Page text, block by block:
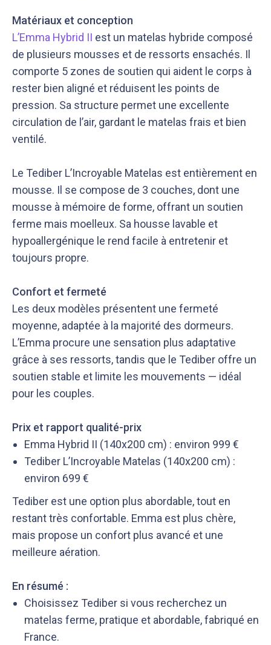
Matériaux et conception
L’Emma Hybrid II est un matelas hybride composé
de plusieurs mousses et de ressorts ensachés. Il
comporte 5 zones de soutien qui aident le corps à
rester bien aligné et réduisent les points de
pression. Sa structure permet une excellente
circulation de l’air, gardant le matelas frais et bien
ventilé.
Le Tediber L’Incroyable Matelas est entièrement en
mousse. Il se compose de 3 couches, dont une
mousse à mémoire de forme, offrant un soutien
ferme mais moelleux. Sa housse lavable et
hypoallergénique le rend facile à entretenir et
toujours propre.
Confort et fermeté
Les deux modèles présentent une fermeté
moyenne, adaptée à la majorité des dormeurs.
L’Emma procure une sensation plus adaptative
grâce à ses ressorts, tandis que le Tediber offre un
soutien stable et limite les mouvements — idéal
pour les couples.
Prix et rapport qualité-prix
Emma Hybrid II (140x200 cm) : environ 999 €
Tediber L’Incroyable Matelas (140x200 cm) :
environ 699 €
Tediber est une option plus abordable, tout en
restant très confortable. Emma est plus chère,
mais propose un confort plus avancé et une
meilleure aération.
En résumé :
Choisissez Tediber si vous recherchez un
matelas ferme, pratique et abordable, fabriqué en
France.